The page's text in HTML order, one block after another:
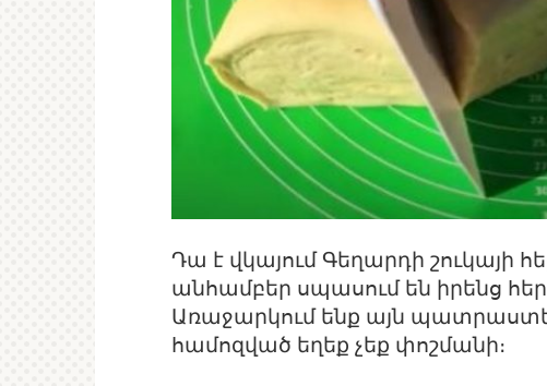
Դա է վկայում Գեղարդի շուկայի
անհամբեր սպասում են իրենց
Առաջարկում ենք այն
համոզված եղեք չեք փոշմանի։